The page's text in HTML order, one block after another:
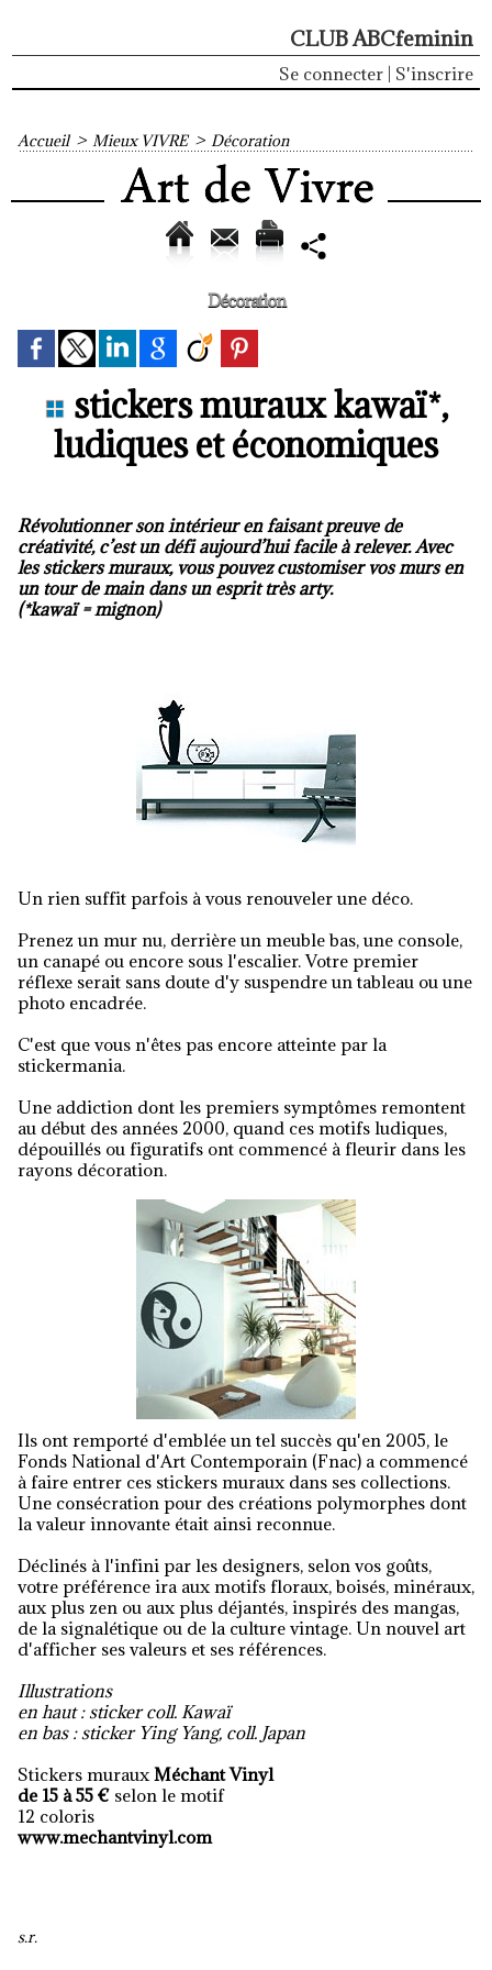
CLUB ABCfeminin
Se connecter S'inscrire
Accueil > Mieux VIVRE > Décoration
Décoration
stickers muraux kawaï*,
ludiques et économiques
Révolutionner son intérieur en faisant preuve de
créativité, c’est un défi aujourd’hui facile à relever. Avec
les stickers muraux, vous pouvez customiser vos murs en
un tour de main dans un esprit très arty.
(*kawaï = mignon)
Un rien suffit parfois à vous renouveler une déco.
Prenez un mur nu, derrière un meuble bas, une console,
un canapé ou encore sous l'escalier. Votre premier
réflexe serait sans doute d'y suspendre un tableau ou une
photo encadrée.
C'est que vous n'êtes pas encore atteinte par la
stickermania.
Une addiction dont les premiers symptômes remontent
au début des années 2000, quand ces motifs ludiques,
dépouillés ou figuratifs ont commencé à fleurir dans les
rayons décoration.
Ils ont remporté d'emblée un tel succès qu'en 2005, le
Fonds National d'Art Contemporain (Fnac) a commencé
à faire entrer ces stickers muraux dans ses collections.
Une consécration pour des créations polymorphes dont
la valeur innovante était ainsi reconnue.
Déclinés à l'infini par les designers, selon vos goûts,
votre préférence ira aux motifs floraux, boisés, minéraux,
aux plus zen ou aux plus déjantés, inspirés des mangas,
de la signalétique ou de la culture vintage. Un nouvel art
d'afficher ses valeurs et ses références.
Illustrations
en haut : sticker coll. Kawaï
en bas : sticker Ying Yang, coll. Japan
Stickers muraux Méchant Vinyl
de 15 à 55 € selon le motif
12 coloris
www.mechantvinyl.com
s.r.